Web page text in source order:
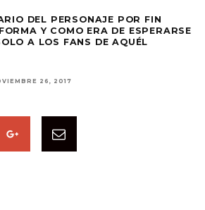
DEL PERSONAJE POR FIN
Y COMO ERA DE ESPERARSE
A LOS FANS DE AQUÉL
26, 2017